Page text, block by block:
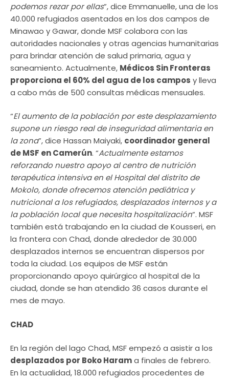
podemos rezar por ellas”, dice Emmanuelle, una de los
40.000 refugiados asentados en los dos campos de
Minawao y Gawar, donde MSF colabora con las
autoridades nacionales y otras agencias humanitarias
para brindar atención de salud primaria, agua y
saneamiento. Actualmente, Médicos Sin Fronteras
proporciona el 60% del agua de los campos y lleva
a cabo más de 500 consultas médicas mensuales.
“El aumento de la población por este desplazamiento
supone un riesgo real de inseguridad alimentaria en
la zona”, dice Hassan Maiyaki, coordinador general
de MSF en Camerún. “Actualmente estamos
reforzando nuestro apoyo al centro de nutrición
terapéutica intensiva en el Hospital del distrito de
Mokolo, donde ofrecemos atención pediátrica y
nutricional a los refugiados, desplazados internos y a
la población local que necesita hospitalización”. MSF
también está trabajando en la ciudad de Kousseri, en
la frontera con Chad, donde alrededor de 30.000
desplazados internos se encuentran dispersos por
toda la ciudad. Los equipos de MSF están
proporcionando apoyo quirúrgico al hospital de la
ciudad, donde se han atendido 36 casos durante el
mes de mayo.
CHAD
En la región del lago Chad, MSF empezó a asistir a los
desplazados por Boko Harama finales de febrero.
En la actualidad, 18.000 refugiados procedentes de